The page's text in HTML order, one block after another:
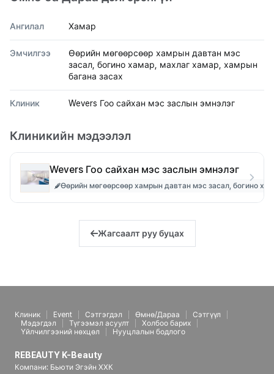
Ангилал Хамар
Эмчилгээ
Өөрийн мөгөөрсөөр хамрын давтан мэс
засал, богино хамар, махлаг хамар, хамрын
багана засах
Клиник Wevers Гоо сайхан мэс заслын эмнэлэг
Клиникийн мэдээлэл
Wevers Гоо сайхан мэс заслын эмнэлэг
Өөрийн мөгөөрсөөр хамрын давтан мэс засал, богино
Жагсаалт руу буцах
Клиник Event Сэтгэгдэл Өмнө/Дараа
Сэтгүүл
Мэдэгдэл
Түгээмэл асуулт
Холбоо барих
Үйлчилгээний нөхцөл
Нууцлалын бодлого
REBEAUTY K-Beauty
Компани: Бьюти Эгэйн ХХК